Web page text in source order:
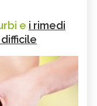
e i rimedi